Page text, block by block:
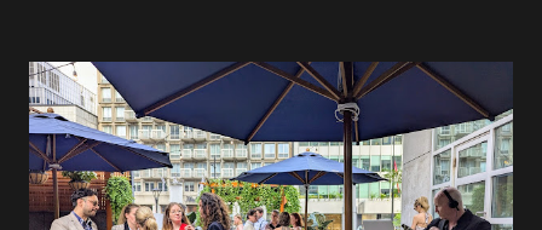
limites de l’expérience, avec plus de 38 000 visiteurs
attendus dans ce vaste espace intérieur et extérieur. Cette
année, l’Italie sera à l’honneur, avec une riche sélection de
bières présentées aux côtés de créations québécoises et
internationales. Si vous êtes accompagnés de personnes